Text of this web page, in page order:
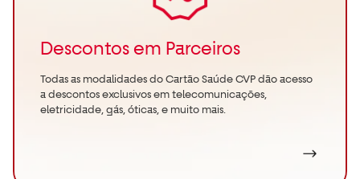
Descontos em Parceiros
Todas as modalidades do Cartão Saúde CVP dão acesso
a descontos exclusivos em telecomunicações,
eletricidade, gás, óticas, e muito mais.